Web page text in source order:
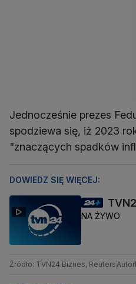
Jednocześnie prezes
spodziewa się, iż 2023
"znaczących spadków
DOWIEDZ SIĘ WIĘCEJ:
NA ŻYWO
Źródło: TVN24 Biznes, Reuters